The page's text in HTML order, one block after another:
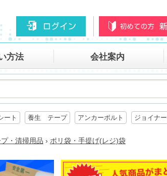
方法 会社案内
ート 養生 テープ アンカーボルト ジョイナー
・清掃用品 › ポリ袋・手提げ(レジ)袋